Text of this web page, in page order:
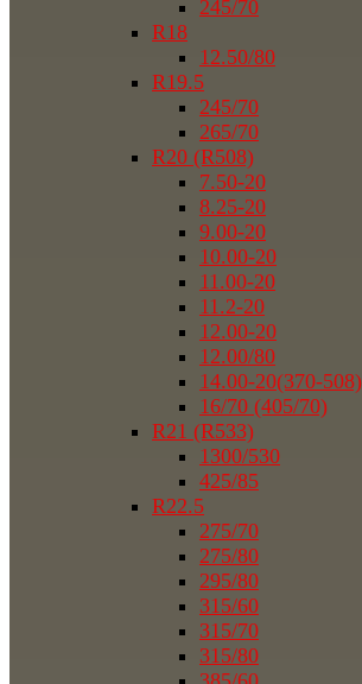
245/70
R18
12.50/80
R19.5
245/70
265/70
R20 (R508)
7.50-20
8.25-20
9.00-20
10.00-20
11.00-20
11.2-20
12.00-20
12.00/80
14.00-20(370-508)
16/70 (405/70)
R21 (R533)
1300/530
425/85
R22.5
275/70
275/80
295/80
315/60
315/70
315/80